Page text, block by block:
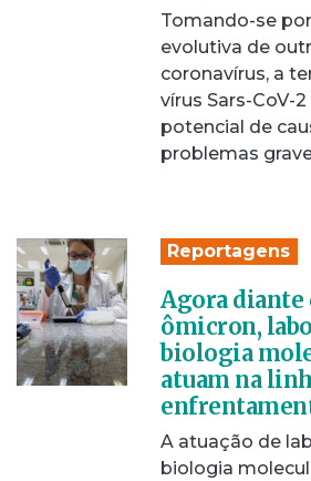
Tomando-se
evolutiva de
coronavírus, a
vírus Sars-CoV-
potencial de
problemas
Reportagens
Agora diante
ômicron,
biologia
atuam na
A atuação de
biologia